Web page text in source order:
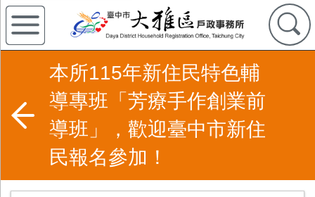
本所115年新住民特色輔
導專班「芳療手作創業前
導班」，歡迎臺中市新住
民報名參加！